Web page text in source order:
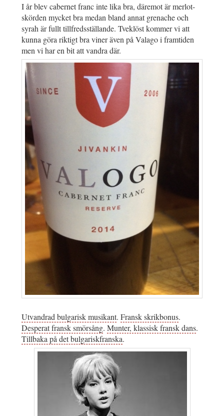
I år blev cabernet franc inte lika bra, däremot är merlot-
skörden mycket bra medan bland annat grenache och
syrah är fullt tillfredsställande. Tveklöst kommer vi att
kunna göra riktigt bra viner även på Valago i framtiden
men vi har en bit att vandra där.
Utvandrad bulgarisk musikant. Fransk skrikbonus.
Desperat fransk smörsång. Munter, klassisk fransk dans.
Tillbaka på det bulgariskfranska.